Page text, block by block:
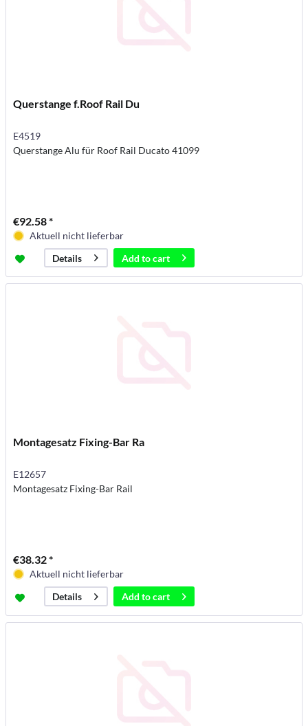
Querstange f.Roof Rail Du
E4519
Querstange Alu für Roof Rail Ducato 41099
€92.58 *
Aktuell nicht lieferbar
Details
Add tocart
Montagesatz Fixing-Bar Ra
E12657
Montagesatz Fixing-Bar Rail
€38.32 *
Aktuell nicht lieferbar
Details
Add tocart